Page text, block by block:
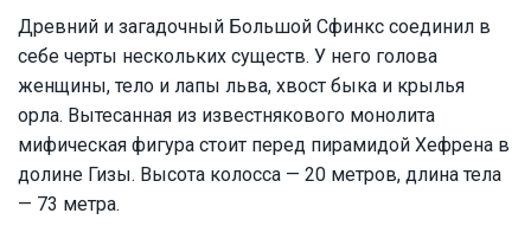
Древний и загадочный Большой Сфинкс соединил в
себе черты нескольких существ. У него голова
женщины, тело и лапы льва, хвост быка и крылья
орла. Вытесанная из известнякового монолита
мифическая фигура стоит перед пирамидой Хефрена в
долине Гизы. Высота колосса — 20 метров, длина тела
— 73 метра.